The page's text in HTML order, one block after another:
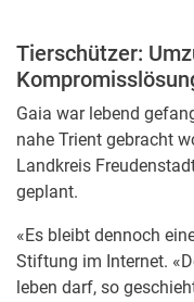
Tierschützer:
Gaia war lebend
nahe Trient gebracht
Landkreis
geplant.
«Es bleibt dennoch
Stiftung im Internet.
leben darf, so